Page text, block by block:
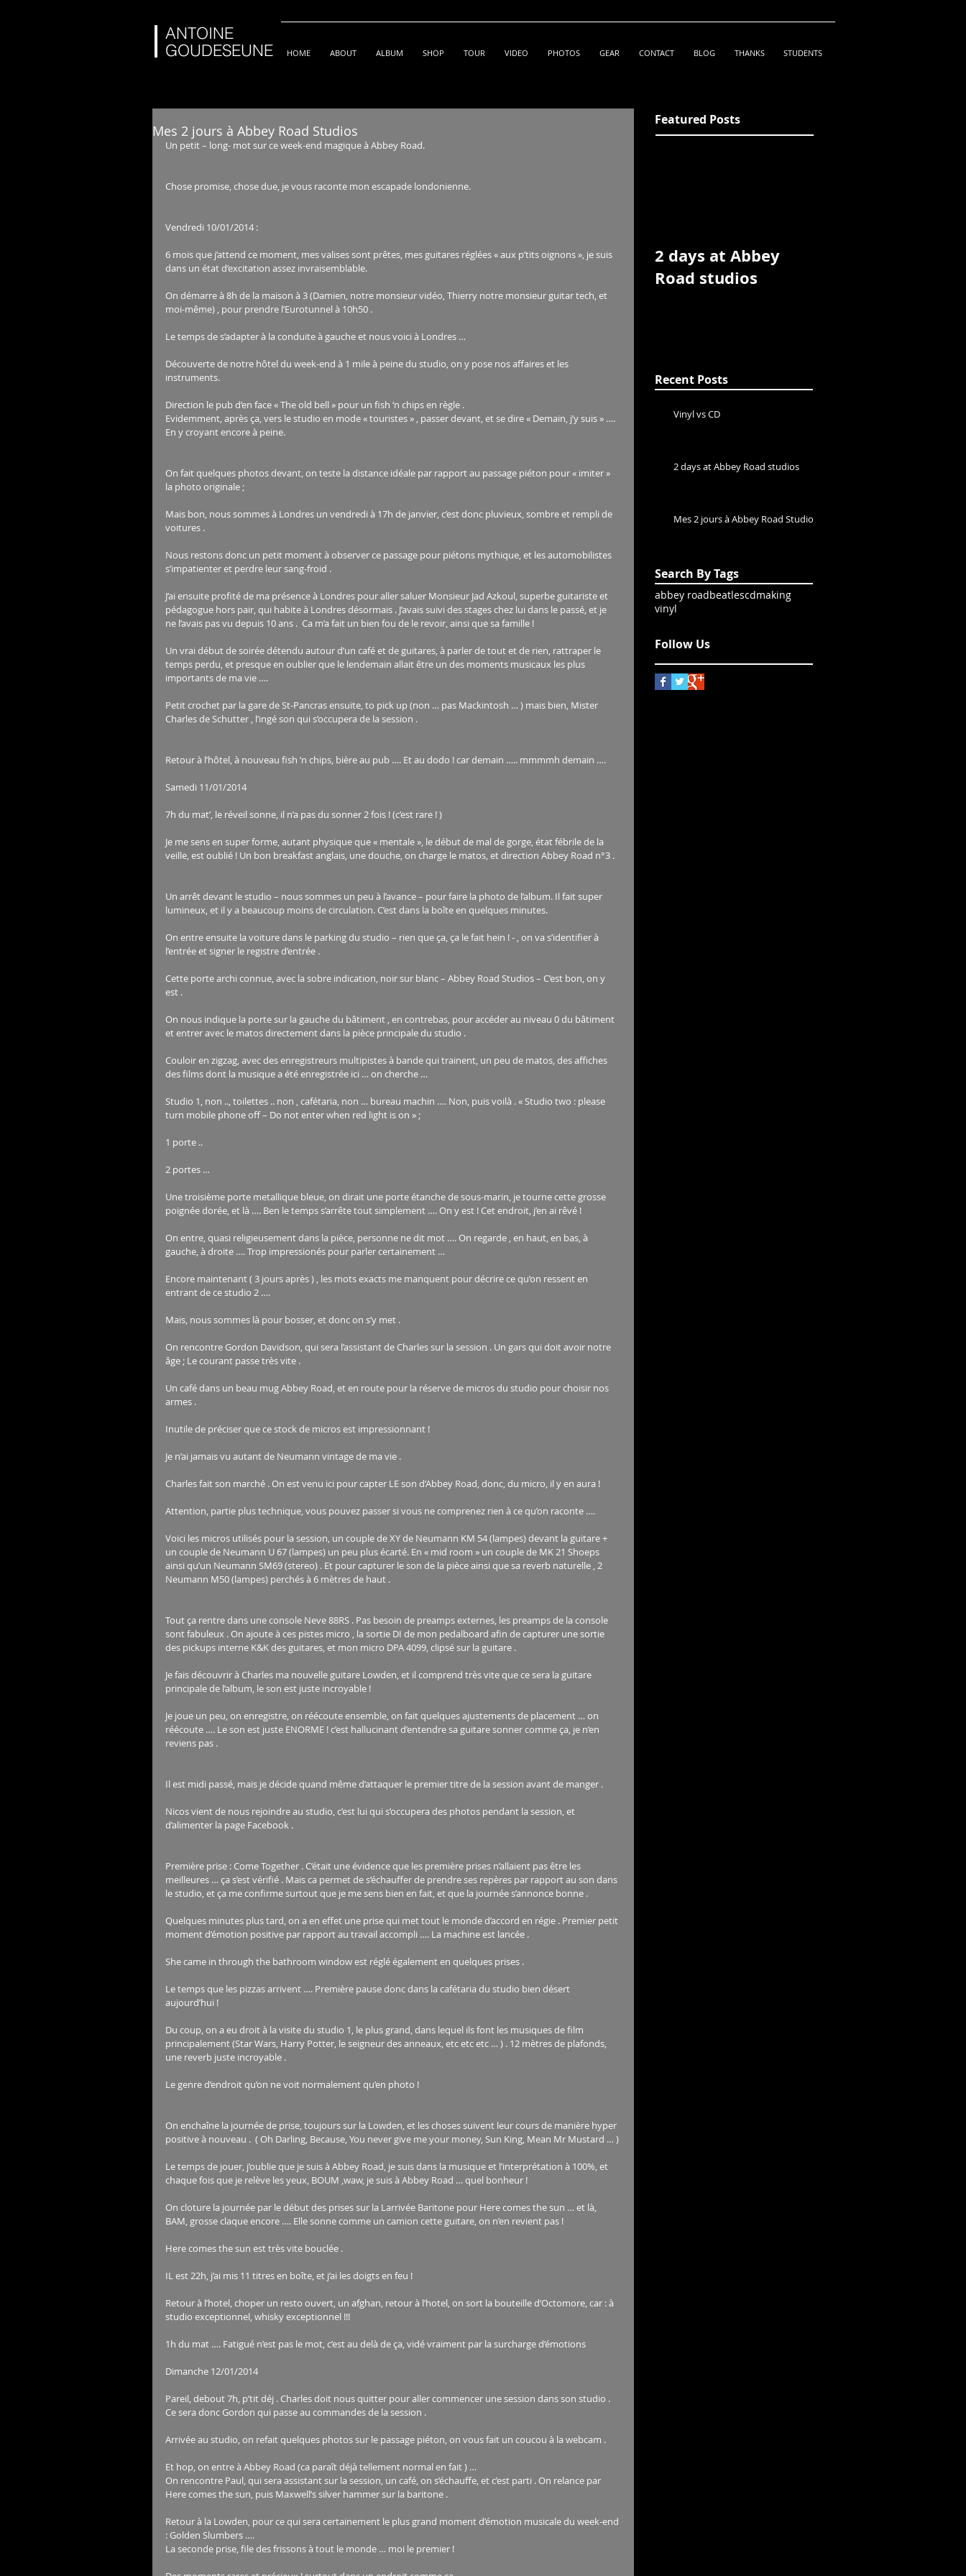
ANTOINE
GOUDESEUNE
HOME ABOUT ALBUM SHOP TOUR VIDEO PHOTOS GEAR CONTACT BLOG THANKS STUDENTS
Mes 2 jours à Abbey Road Studios
Un petit – long- mot sur ce week-end magique à Abbey Road.
Chose promise, chose due, je vous raconte mon escapade londonienne.
Vendredi 10/01/2014 :
6 mois que j’attend ce moment, mes valises sont prêtes, mes guitares réglées « aux p’tits oignons », je suis
dans un état d’excitation assez invraisemblable.
On démarre à 8h de la maison à 3 (Damien, notre monsieur vidéo, Thierry notre monsieur guitar tech, et
moi-même) , pour prendre l’Eurotunnel à 10h50 .
Le temps de s’adapter à la conduite à gauche et nous voici à Londres …
Découverte de notre hôtel du week-end à 1 mile à peine du studio, on y pose nos affaires et les
instruments.
Direction le pub d’en face « The old bell » pour un fish ‘n chips en règle .
Evidemment, après ça, vers le studio en mode « touristes » , passer devant, et se dire « Demain, j’y suis » ….
En y croyant encore à peine.
On fait quelques photos devant, on teste la distance idéale par rapport au passage piéton pour « imiter »
la photo originale ;
Mais bon, nous sommes à Londres un vendredi à 17h de janvier, c’est donc pluvieux, sombre et rempli de
voitures .
Nous restons donc un petit moment à observer ce passage pour piétons mythique, et les automobilistes
s’impatienter et perdre leur sang-froid .
J’ai ensuite profité de ma présence à Londres pour aller saluer Monsieur Jad Azkoul, superbe guitariste et
pédagogue hors pair, qui habite à Londres désormais . J’avais suivi des stages chez lui dans le passé, et je
ne l’avais pas vu depuis 10 ans .  Ca m’a fait un bien fou de le revoir, ainsi que sa famille !
Un vrai début de soirée détendu autour d’un café et de guitares, à parler de tout et de rien, rattraper le
temps perdu, et presque en oublier que le lendemain allait être un des moments musicaux les plus
importants de ma vie ….
Petit crochet par la gare de St-Pancras ensuite, to pick up (non … pas Mackintosh … ) mais bien, Mister
Charles de Schutter , l’ingé son qui s’occupera de la session .
Retour à l’hôtel, à nouveau fish ‘n chips, bière au pub …. Et au dodo ! car demain ….. mmmmh demain ….
Samedi 11/01/2014
7h du mat’, le réveil sonne, il n’a pas du sonner 2 fois ! (c’est rare ! )
Je me sens en super forme, autant physique que « mentale », le début de mal de gorge, état fébrile de la
veille, est oublié ! Un bon breakfast anglais, une douche, on charge le matos, et direction Abbey Road n°3 .
Un arrêt devant le studio – nous sommes un peu à l’avance – pour faire la photo de l’album. Il fait super
lumineux, et il y a beaucoup moins de circulation. C’est dans la boîte en quelques minutes.
On entre ensuite la voiture dans le parking du studio – rien que ça, ça le fait hein ! - , on va s’identifier à
l’entrée et signer le registre d’entrée .
Cette porte archi connue, avec la sobre indication, noir sur blanc – Abbey Road Studios – C’est bon, on y
est .
On nous indique la porte sur la gauche du bâtiment , en contrebas, pour accéder au niveau 0 du bâtiment
et entrer avec le matos directement dans la pièce principale du studio .
Couloir en zigzag, avec des enregistreurs multipistes à bande qui trainent, un peu de matos, des affiches
des films dont la musique a été enregistrée ici … on cherche …
Studio 1, non .., toilettes .. non , cafétaria, non … bureau machin …. Non, puis voilà . « Studio two : please
turn mobile phone off – Do not enter when red light is on » ;
1 porte ..
2 portes …
Une troisième porte metallique bleue, on dirait une porte étanche de sous-marin, je tourne cette grosse
poignée dorée, et là …. Ben le temps s’arrête tout simplement …. On y est ! Cet endroit, j’en ai rêvé !
On entre, quasi religieusement dans la pièce, personne ne dit mot …. On regarde , en haut, en bas, à
gauche, à droite …. Trop impressionés pour parler certainement …
Encore maintenant ( 3 jours après ) , les mots exacts me manquent pour décrire ce qu’on ressent en
entrant de ce studio 2 ….
Mais, nous sommes là pour bosser, et donc on s’y met .
On rencontre Gordon Davidson, qui sera l’assistant de Charles sur la session . Un gars qui doit avoir notre
âge ; Le courant passe très vite .
Un café dans un beau mug Abbey Road, et en route pour la réserve de micros du studio pour choisir nos
armes .
Inutile de préciser que ce stock de micros est impressionnant !
Je n’ai jamais vu autant de Neumann vintage de ma vie .
Charles fait son marché . On est venu ici pour capter LE son d’Abbey Road, donc, du micro, il y en aura !
Attention, partie plus technique, vous pouvez passer si vous ne comprenez rien à ce qu’on raconte ….
Voici les micros utilisés pour la session, un couple de XY de Neumann KM 54 (lampes) devant la guitare +
un couple de Neumann U 67 (lampes) un peu plus écarté. En « mid room » un couple de MK 21 Shoeps
ainsi qu’un Neumann SM69 (stereo) . Et pour capturer le son de la pièce ainsi que sa reverb naturelle , 2
Neumann M50 (lampes) perchés à 6 mètres de haut .
Tout ça rentre dans une console Neve 88RS . Pas besoin de preamps externes, les preamps de la console
sont fabuleux . On ajoute à ces pistes micro , la sortie DI de mon pedalboard afin de capturer une sortie
des pickups interne K&K des guitares, et mon micro DPA 4099, clipsé sur la guitare .
Je fais découvrir à Charles ma nouvelle guitare Lowden, et il comprend très vite que ce sera la guitare
principale de l’album, le son est juste incroyable !
Je joue un peu, on enregistre, on réécoute ensemble, on fait quelques ajustements de placement … on
réécoute …. Le son est juste ENORME ! c’est hallucinant d’entendre sa guitare sonner comme ça, je n’en
reviens pas .
Il est midi passé, mais je décide quand même d’attaquer le premier titre de la session avant de manger .
Nicos vient de nous rejoindre au studio, c’est lui qui s’occupera des photos pendant la session, et
d’alimenter la page Facebook .
Première prise : Come Together . C’était une évidence que les première prises n’allaient pas être les
meilleures … ça s’est vérifié . Mais ca permet de s’échauffer de prendre ses repères par rapport au son dans
le studio, et ça me confirme surtout que je me sens bien en fait, et que la journée s’annonce bonne .
Quelques minutes plus tard, on a en effet une prise qui met tout le monde d’accord en régie . Premier petit
moment d’émotion positive par rapport au travail accompli …. La machine est lancée .
She came in through the bathroom window est réglé également en quelques prises .
Le temps que les pizzas arrivent …. Première pause donc dans la cafétaria du studio bien désert
aujourd’hui !
Du coup, on a eu droit à la visite du studio 1, le plus grand, dans lequel ils font les musiques de film
principalement (Star Wars, Harry Potter, le seigneur des anneaux, etc etc etc … ) . 12 mètres de plafonds,
une reverb juste incroyable .
Le genre d’endroit qu’on ne voit normalement qu’en photo !
On enchaîne la journée de prise, toujours sur la Lowden, et les choses suivent leur cours de manière hyper
positive à nouveau .  ( Oh Darling, Because, You never give me your money, Sun King, Mean Mr Mustard … )
Le temps de jouer, j’oublie que je suis à Abbey Road, je suis dans la musique et l’interprétation à 100%, et
chaque fois que je relève les yeux, BOUM ,waw, je suis à Abbey Road … quel bonheur !
On cloture la journée par le début des prises sur la Larrivée Baritone pour Here comes the sun … et là,
BAM, grosse claque encore …. Elle sonne comme un camion cette guitare, on n’en revient pas !
Here comes the sun est très vite bouclée .
IL est 22h, j’ai mis 11 titres en boîte, et j’ai les doigts en feu !
Retour à l’hotel, choper un resto ouvert, un afghan, retour à l’hotel, on sort la bouteille d’Octomore, car : à
studio exceptionnel, whisky exceptionnel !!!
1h du mat …. Fatigué n’est pas le mot, c’est au delà de ça, vidé vraiment par la surcharge d’émotions
Dimanche 12/01/2014
Pareil, debout 7h, p’tit déj . Charles doit nous quitter pour aller commencer une session dans son studio .
Ce sera donc Gordon qui passe au commandes de la session .
Arrivée au studio, on refait quelques photos sur le passage piéton, on vous fait un coucou à la webcam .
Et hop, on entre à Abbey Road (ca paraît déjà tellement normal en fait ) …
On rencontre Paul, qui sera assistant sur la session, un café, on s’échauffe, et c’est parti . On relance par
Here comes the sun, puis Maxwell’s silver hammer sur la baritone .
Retour à la Lowden, pour ce qui sera certainement le plus grand moment d’émotion musicale du week-end
: Golden Slumbers ….
La seconde prise, file des frissons à tout le monde … moi le premier !
Featured Posts
2 days at Abbey
Road studios
Recent Posts
Vinyl vs CD
2 days at Abbey Road studios
Mes 2 jours à Abbey Road Studios
Search By Tags
abbey roadbeatlescdmaking
vinyl
Follow Us